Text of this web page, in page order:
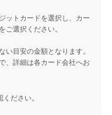
ットカードを選択し、カー
ご選択ください。
目安の金額となります。
、詳細は各カード会社へお
ください。